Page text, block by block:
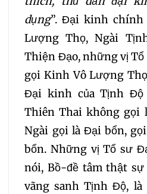
036 037
039 040
042 043
045 046
049
dụng”. Đại kinh
Lượng Thọ, Ngài
Thiện Đạo, những vị Tổ
gọi Kinh Vô Lượng
Đại kinh của Tịnh
Thiên Thai không
Ngài gọi là Đại bổn,
bổn. Những vị Tổ sư
nói, Bồ-đề tâm thật sự
vãng sanh Tịnh Độ,